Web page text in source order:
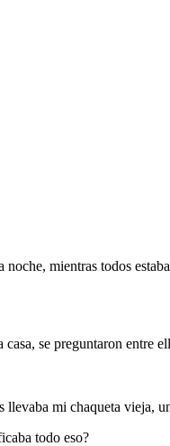
mientras todos
se preguntaron entre
llevaba mi chaqueta vieja,
todo eso?